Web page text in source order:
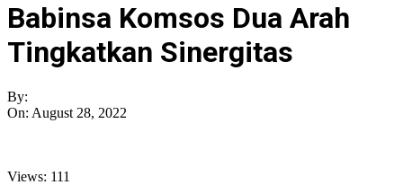
Babinsa Komsos Dua Arah
Tingkatkan Sinergitas
By:
On: August 28, 2022
Views: 111